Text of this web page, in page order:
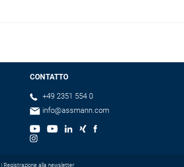
CONTATTO
+49 2351 554 0
info@assmann.com
Registrazione alla newsletter